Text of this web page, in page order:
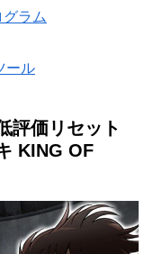
ラム
ール
評価リセット
KING OF